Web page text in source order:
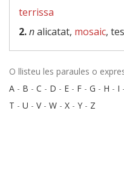
terrissa
2.nalicatat, mosaic,
O llisteu les paraules o
A - B - C - D - E - F - G - H - I -
T - U - V- W - X - Y - Z